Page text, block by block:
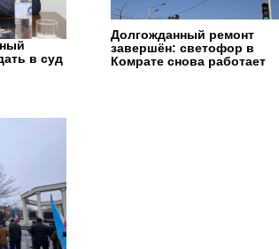
в суд
Долгожданный ремонт
завершён: светофор в
Комрате снова работает